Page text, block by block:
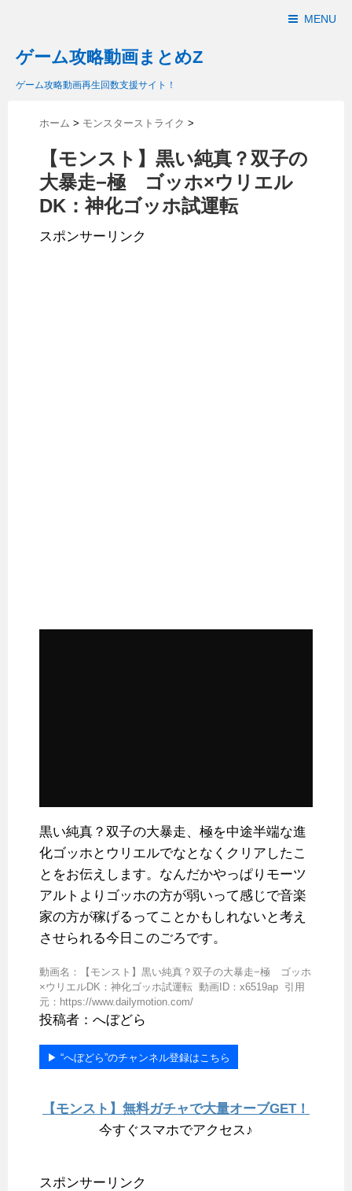
MENU
ゲーム攻略動画まとめZ
ゲーム攻略動画再生回数支援サイト！
ホーム > モンスターストライク >
【モンスト】黒い純真？双子の
大暴走−極 ゴッホ×ウリエル
DK：神化ゴッホ試運転
スポンサーリンク
黒い純真？双子の大暴走、極を中途半端な進
化ゴッホとウリエルでなとなくクリアしたこ
とをお伝えします。なんだかやっぱりモーツ
アルトよりゴッホの方が弱いって感じで音楽
家の方が稼げるってことかもしれないと考え
させられる今日このごろです。
動画名：【モンスト】黒い純真？双子の大暴走−極 ゴッホ
×ウリエルDK：神化ゴッホ試運転 動画ID：x6519ap 引用
元：https://www.dailymotion.com/
投稿者：へぼどら
▶︎ “へぼどら”のチャンネル登録はこちら
【モンスト】無料ガチャで大量オーブGET！
今すぐスマホでアクセス♪
スポンサーリンク